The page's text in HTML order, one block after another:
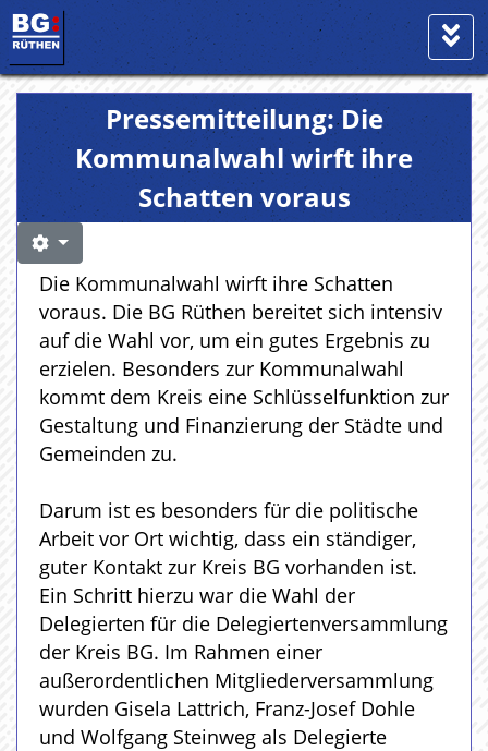
Pressemitteilung: Die
Kommunalwahl wirft ihre
Schatten voraus
Die Kommunalwahl wirft ihre Schatten
voraus. Die BG Rüthen bereitet sich intensiv
auf die Wahl vor, um ein gutes Ergebnis zu
erzielen. Besonders zur Kommunalwahl
kommt dem Kreis eine Schlüsselfunktion zur
Gestaltung und Finanzierung der Städte und
Gemeinden zu.
Darum ist es besonders für die politische
Arbeit vor Ort wichtig, dass ein ständiger,
guter Kontakt zur Kreis BG vorhanden ist.
Ein Schritt hierzu war die Wahl der
Delegierten für die Delegiertenversammlung
der Kreis BG. Im Rahmen einer
außerordentlichen Mitgliederversammlung
wurden Gisela Lattrich, Franz-Josef Dohle
und Wolfgang Steinweg als Delegierte